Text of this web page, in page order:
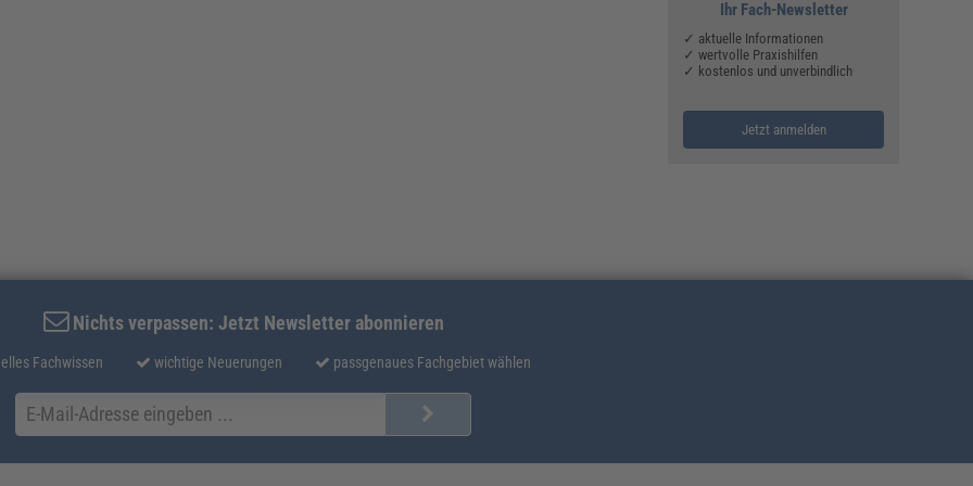
Ihr Fach-Newsletter
✓ aktuelle Informationen
✓ wertvolle Praxishilfen
✓ kostenlos und unverbindlich
Jetzt anmelden
Nichts verpassen: Jetzt Newsletter abonnieren
Fachwissen wichtige Neuerungen passgenaues Fachgebiet wählen